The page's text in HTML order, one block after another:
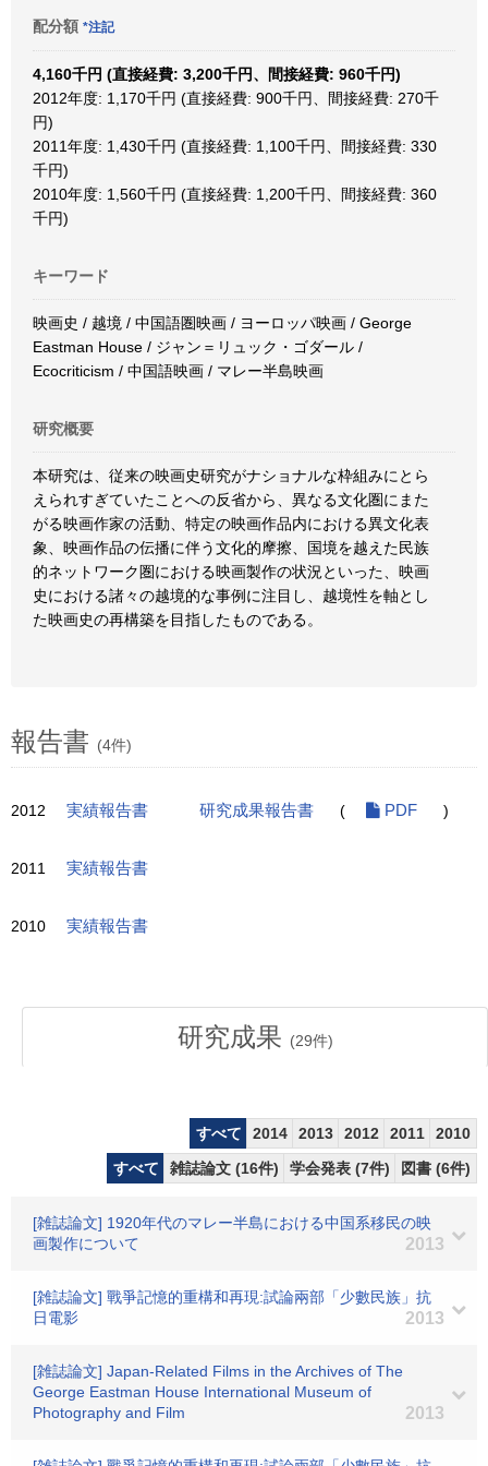
配分額 *注記
4,160千円 (直接経費: 3,200千円、間接経費: 960千円)
2012年度: 1,170千円 (直接経費: 900千円、間接経費: 270千
円)
2011年度: 1,430千円 (直接経費: 1,100千円、間接経費: 330
千円)
2010年度: 1,560千円 (直接経費: 1,200千円、間接経費: 360
千円)
キーワード
映画史 / 越境 / 中国語圏映画 / ヨーロッパ映画 / George
Eastman House / ジャン＝リュック・ゴダール /
Ecocriticism / 中国語映画 / マレー半島映画
研究概要
本研究は、従来の映画史研究がナショナルな枠組みにとら
えられすぎていたことへの反省から、異なる文化圏にまた
がる映画作家の活動、特定の映画作品内における異文化表
象、映画作品の伝播に伴う文化的摩擦、国境を越えた民族
的ネットワーク圏における映画製作の状況といった、映画
史における諸々の越境的な事例に注目し、越境性を軸とし
た映画史の再構築を目指したものである。
報告書 (4件)
2012 実績報告書 研究成果報告書 ( PDF )
2011 実績報告書
2010 実績報告書
研究成果 (29件)
すべて 2014 2013 2012 2011
2010
すべて
雑誌論文 (16件) 学会発表 (7件) 図書 (6件)
[雑誌論文] 1920年代のマレー半島における中国系移民の映
画製作について
2013
[雑誌論文] 戰爭記憶的重構和再現:試論兩部「少數民族」抗
日電影
2013
[雑誌論文] Japan-Related Films in the Archives of The
George Eastman House International Museum of
Photography and Film
2013